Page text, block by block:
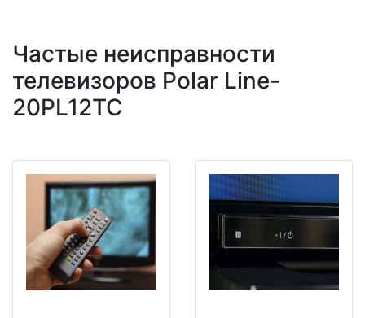
Частые неисправности
телевизоров Polar Line-
20PL12TC